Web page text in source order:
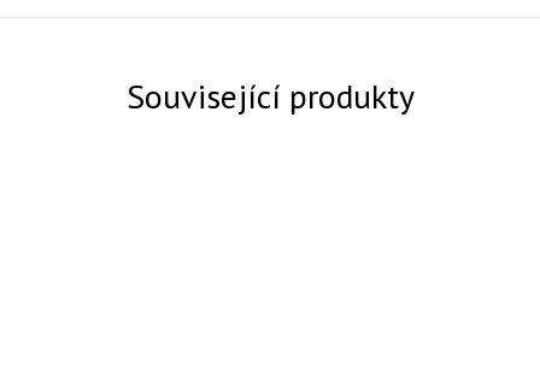
Související produkty